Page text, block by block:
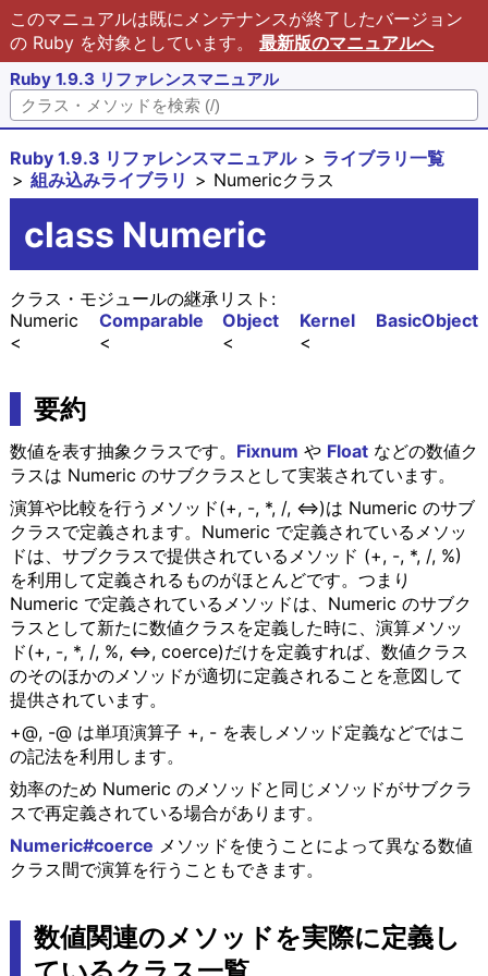
このマニュアルは既にメンテナンスが終了したバージョン
の Ruby を対象としています。 最新版のマニュアルへ
Ruby 1.9.3 リファレンスマニュアル
Ruby 1.9.3 リファレンスマニュアル
ライブラリ一覧
組み込みライブラリ
Numericクラス
class Numeric
クラス・モジュールの継承リスト:
BasicObject
Kernel
Object
Comparable
Numeric
要約
数値を表す抽象クラスです。 Fixnum や Floatなどの数値ク
ラスは Numeric のサブクラスとして実装されています。
演算や比較を行うメソッド(+, -, *, /, <=>)は Numeric のサブ
クラスで定義されます。Numeric で定義されているメソッ
ドは、サブクラスで提供されているメソッド (+, -, *, /, %)
を利用して定義されるものがほとんどです。つまり
Numeric で定義されているメソッドは、Numeric のサブク
ラスとして新たに数値クラスを定義した時に、演算メソッ
ド(+, -, *, /, %, <=>, coerce)だけを定義すれば、数値クラス
のそのほかのメソッドが適切に定義されることを意図して
提供されています。
+@, -@ は単項演算子 +, - を表しメソッド定義などではこ
の記法を利用します。
効率のため Numeric のメソッドと同じメソッドがサブクラ
スで再定義されている場合があります。
Numeric#coerce メソッドを使うことによって異なる数値
クラス間で演算を行うこともできます。
数値関連のメソッドを実際に定義し